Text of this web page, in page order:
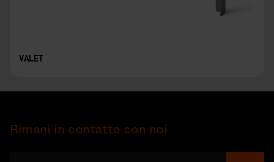
VALET
Rimani in contatto con noi